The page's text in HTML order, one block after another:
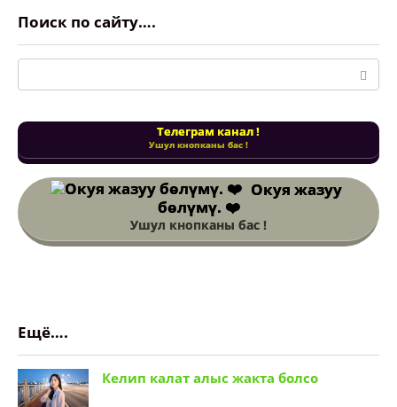
Поиск по сайту….
Поиск:
Телеграм канал !
Ушул кнопканы бас !
Окуя жазуу
бөлүмү. ❤️
Ушул кнопканы бас !
Ещё….
Келип калат алыс жакта болсо